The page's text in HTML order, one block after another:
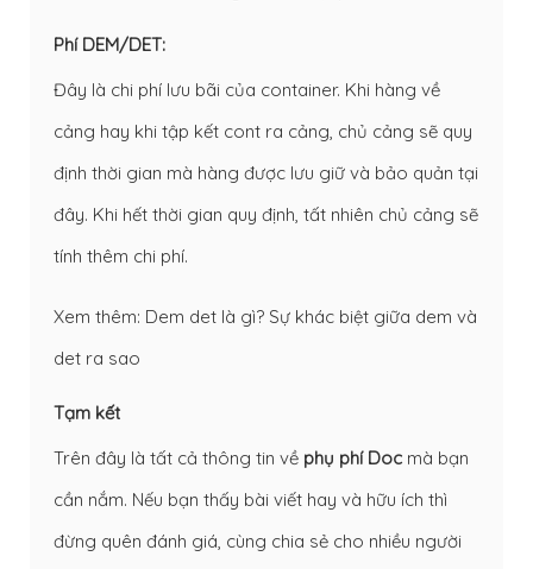
Phí DEM/DET:
Đây là chi phí lưu bãi của container. Khi hàng về
cảng hay khi tập kết cont ra cảng, chủ cảng sẽ quy
định thời gian mà hàng được lưu giữ và bảo quản tại
đây. Khi hết thời gian quy định, tất nhiên chủ cảng sẽ
tính thêm chi phí.
Xem thêm: Dem det là gì? Sự khác biệt giữa dem và
det ra sao
Tạm kết
Trên đây là tất cả thông tin về phụ phí Doc mà bạn
cần nắm. Nếu bạn thấy bài viết hay và hữu ích thì
đừng quên đánh giá, cùng chia sẻ cho nhiều người